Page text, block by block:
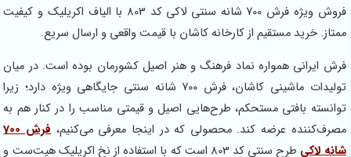
فروش ویژه فرش 700 شانه سنتی لاکی کد 803 با الیاف اکریلیک و کیفیت
خرید مستقیم از کارخانه کاشان با قیمت واقعی و ارسال سریع.
ایرانی همواره نماد فرهنگ و هنر اصیل کشورمان بوده است. در میان
تولیدات ماشینی کاشان، فرش 700 شانه سنتی جایگاهی ویژه دارد؛ زیرا
بافتی مستحکم، طرح‌هایی اصیل و قیمتی مناسب را در کنار هم به
عرضه کند. محصولی که در اینجا معرفی می‌کنیم،
فرش 700
لاکی
طرح سنتی کد 803 است که با استفاده از نخ اکریلیک هیت‌ست و